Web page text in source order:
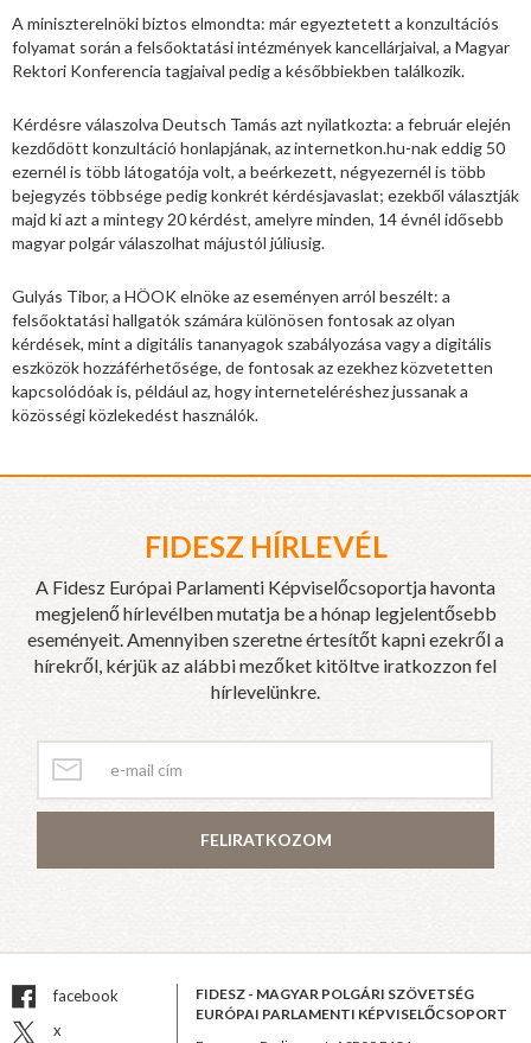
A miniszterelnöki biztos elmondta: már egyeztetett a konzultációs
folyamat során a felsőoktatási intézmények kancellárjaival, a Magyar
Rektori Konferencia tagjaival pedig a későbbiekben találkozik.
Kérdésre válaszolva Deutsch Tamás azt nyilatkozta: a február elején
kezdődött konzultáció honlapjának, az internetkon.hu-nak eddig 50
ezernél is több látogatója volt, a beérkezett, négyezernél is több
bejegyzés többsége pedig konkrét kérdésjavaslat; ezekből választják
majd ki azt a mintegy 20 kérdést, amelyre minden, 14 évnél idősebb
magyar polgár válaszolhat májustól júliusig.
Gulyás Tibor, a HÖOK elnöke az eseményen arról beszélt: a
felsőoktatási hallgatók számára különösen fontosak az olyan
kérdések, mint a digitális tananyagok szabályozása vagy a digitális
eszközök hozzáférhetősége, de fontosak az ezekhez közvetetten
kapcsolódóak is, például az, hogy interneteléréshez jussanak a
közösségi közlekedést használók.
FIDESZ HÍRLEVÉL
A Fidesz Európai Parlamenti Képviselőcsoportja havonta
megjelenő hírlevélben mutatja be a hónap legjelentősebb
eseményeit. Amennyiben szeretne értesítőt kapni ezekről a
hírekről, kérjük az alábbi mezőket kitöltve iratkozzon fel
hírlevelünkre.
FELIRATKOZOM
facebook
x
FIDESZ - MAGYAR POLGÁRI SZÖVETSÉG
EURÓPAI PARLAMENTI KÉPVISELŐCSOPORT